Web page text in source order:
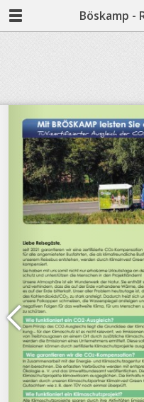
Böskamp -